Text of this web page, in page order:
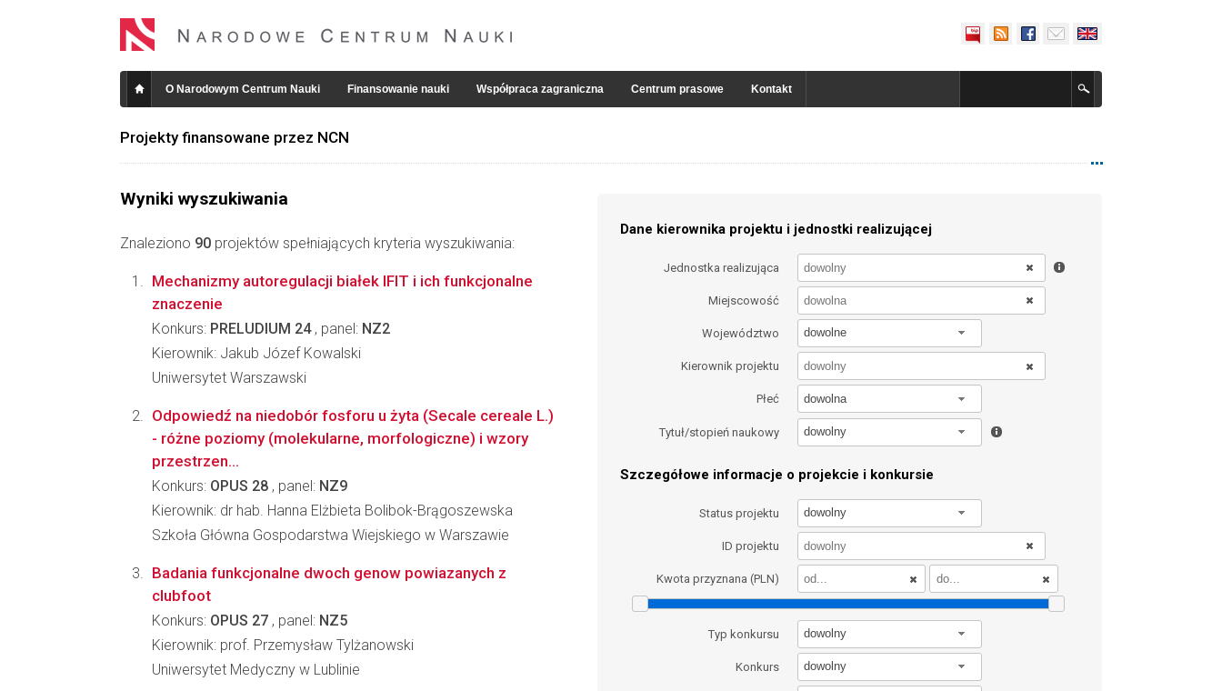
O Narodowym Centrum Nauki Finansowanie nauki Współpraca zagraniczna Centrum prasowe Kontakt
Projekty finansowane przez NCN
Wyniki wyszukiwania
Znaleziono 90 projektów spełniających kryteria wyszukiwania:
Dane kierownika projektu i jednostki realizującej
Jednostka realizująca
Miejscowość
Województwo dowolne
Kierownik projektu
Płeć dowolna
Tytuł/stopień naukowy dowolny
Szczegółowe informacje o projekcie i konkursie
Status projektu dowolny
ID projektu
Kwota przyznana (PLN)
Typ konkursu dowolny
Konkurs dowolny
Mechanizmy autoregulacji białek IFIT i ich funkcjonalne
znaczenie
Konkurs: PRELUDIUM 24, panel: NZ2
Kierownik: Jakub Józef Kowalski
Uniwersytet Warszawski
Odpowiedź na niedobór fosforu u żyta (Secale cereale L.)
- różne poziomy (molekularne, morfologiczne) i wzory
przestrzen...
Konkurs: OPUS 28 , panel: NZ9
Kierownik: dr hab. Hanna Elżbieta Bolibok-Brągoszewska
Szkoła Główna Gospodarstwa Wiejskiego w Warszawie
Badania funkcjonalne dwoch genow powiazanych z
clubfoot
Konkurs: OPUS 27 , panel: NZ5
Kierownik: prof. Przemysław Tylżanowski
Uniwersytet Medyczny w Lublinie